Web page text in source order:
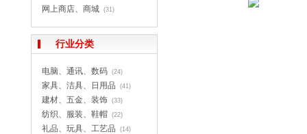
网上商店、商城 (31)
行业分类
电脑、通讯、数码 (24)
家具、洁具、日用品 (41)
建材、五金、装饰 (33)
纺织、服装、鞋帽 (22)
礼品、玩具、工艺品 (14)